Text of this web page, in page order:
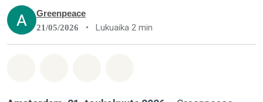
Greenpeace
21/05/2026 • Lukuaika 2 min